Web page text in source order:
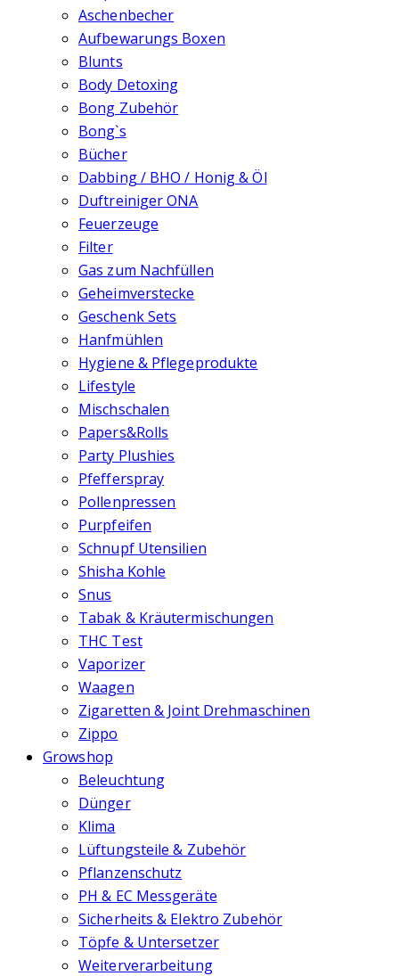
Aschenbecher
Aufbewarungs Boxen
Blunts
Body Detoxing
Bong Zubehör
Bong`s
Bücher
Dabbing / BHO / Honig & Öl
Duftreiniger ONA
Feuerzeuge
Filter
Gas zum Nachfüllen
Geheimverstecke
Geschenk Sets
Hanfmühlen
Hygiene & Pflegeprodukte
Lifestyle
Mischschalen
Papers&Rolls
Party Plushies
Pfefferspray
Pollenpressen
Purpfeifen
Schnupf Utensilien
Shisha Kohle
Snus
Tabak & Kräutermischungen
THC Test
Vaporizer
Waagen
Zigaretten & Joint Drehmaschinen
Zippo
Growshop
Beleuchtung
Dünger
Klima
Lüftungsteile & Zubehör
Pflanzenschutz
PH & EC Messgeräte
Sicherheits & Elektro Zubehör
Töpfe & Untersetzer
Weiterverarbeitung